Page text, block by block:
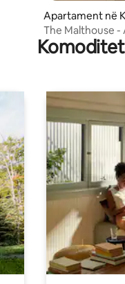
Apartament në
s
The Malthouse
qytet